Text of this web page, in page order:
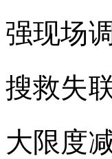
强现场
搜救失
大限度